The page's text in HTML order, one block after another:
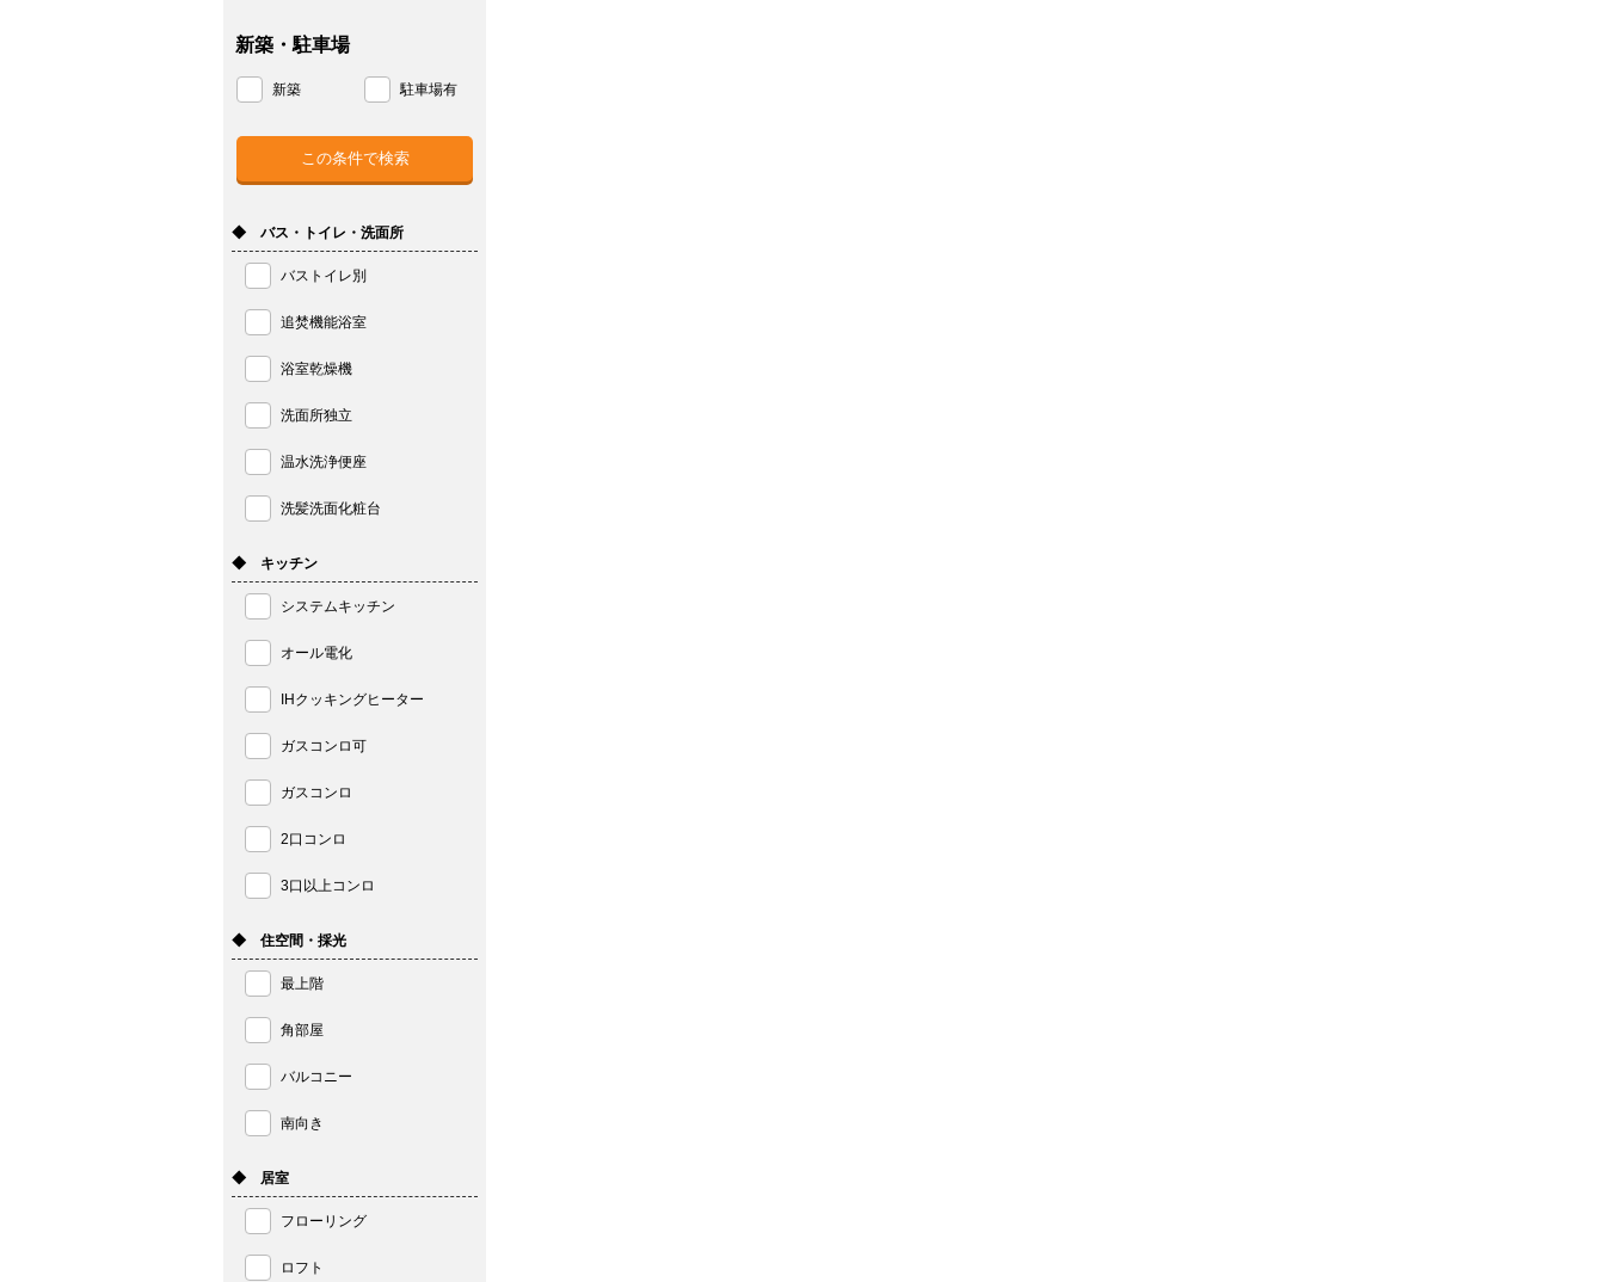
新築・駐車場
新築 駐車場有
◆ バス・トイレ・洗面所
バストイレ別
追焚機能浴室
浴室乾燥機
洗面所独立
温水洗浄便座
洗髪洗面化粧台
◆ キッチン
システムキッチン
オール電化
IHクッキングヒーター
ガスコンロ可
ガスコンロ
2口コンロ
3口以上コンロ
◆ 住空間・採光
最上階
角部屋
バルコニー
南向き
◆ 居室
フローリング
ロフト